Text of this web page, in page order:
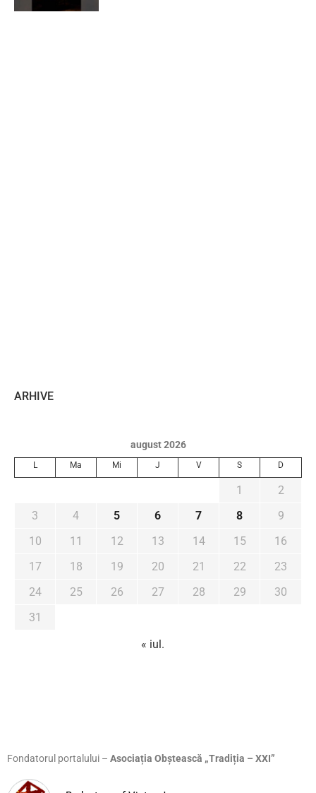
ARHIVE
august 2026
L Ma Mi J V S D
1
2
3
4 5 6 7 8
9
10
11 12 13 14 15
16
17
18 19 20 21 22
23
24
25 26 27 28 29
30
31
« iul.
Fondatorul portalului – Asociația Obștească „Tradiția – XXI”